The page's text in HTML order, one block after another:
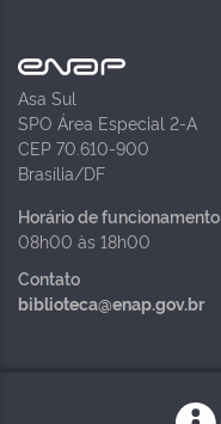
Asa Sul
SPO Área Especial 2-A
CEP 70.610-900
Brasília/DF
Horário de funcionamento
08h00 às 18h00
Contato
biblioteca@enap.gov.br